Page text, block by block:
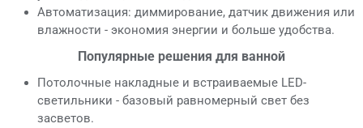
Автоматизация: диммирование, датчик движения или
влажности - экономия энергии и больше удобства.
Популярные решения для ванной
Потолочные накладные и встраиваемые LED-
светильники - базовый равномерный свет без
засветов.